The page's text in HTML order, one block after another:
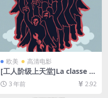
欧美 高清电影
[工人阶级上天堂]La classe o
peraia va in paradiso (197
1)[百度网盘+迅雷云盘资源10
3 年前 2.92